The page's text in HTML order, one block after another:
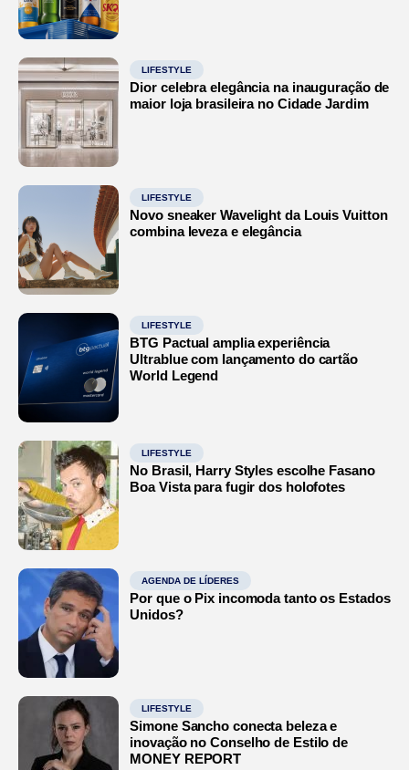
LIFESTYLE
Dior celebra elegância na inauguração de
maior loja brasileira no Cidade Jardim
LIFESTYLE
Novo sneaker Wavelight da Louis Vuitton
combina leveza e elegância
LIFESTYLE
BTG Pactual amplia experiência
Ultrablue com lançamento do cartão
World Legend
LIFESTYLE
No Brasil, Harry Styles escolhe Fasano
Boa Vista para fugir dos holofotes
AGENDA DE LÍDERES
Por que o Pix incomoda tanto os Estados
Unidos?
LIFESTYLE
Simone Sancho conecta beleza e
inovação no Conselho de Estilo de
MONEY REPORT